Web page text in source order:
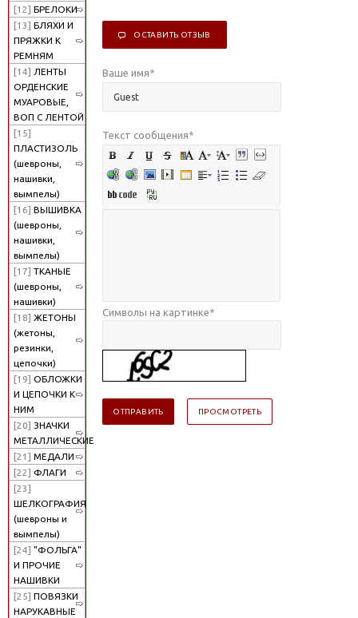
[12] БРЕЛОКИ
[13] БЛЯХИ И
ПРЯЖКИ К
РЕМНЯМ
[14] ЛЕНТЫ
ОРДЕНСКИЕ
МУАРОВЫЕ,
ВОП С ЛЕНТОЙ
[15]
ПЛАСТИЗОЛЬ
(шевроны,
нашивки,
вымпелы)
[16] ВЫШИВКА
(шевроны,
нашивки,
вымпелы)
[17] ТКАНЫЕ
(шевроны,
нашивки)
[18] ЖЕТОНЫ
(жетоны,
резинки,
цепочки)
[19] ОБЛОЖКИ
И ЦЕПОЧКИ К
НИМ
[20] ЗНАЧКИ
МЕТАЛЛИЧЕСКИЕ
[21] МЕДАЛИ
[22] ФЛАГИ
[23]
ШЕЛКОГРАФИЯ
(шевроны и
вымпелы)
[24] "ФОЛЬГА"
И ПРОЧИЕ
НАШИВКИ
[25] ПОВЯЗКИ
НАРУКАВНЫЕ
ОСТАВИТЬ ОТЗЫВ
Ваше имя*
Текст сообщения*
Символы на картинке*